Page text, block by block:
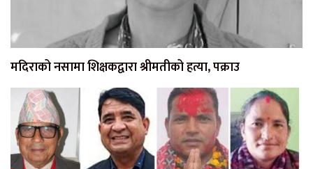
मदिराको नसामा शिक्षकद्वारा श्रीमतीको हत्या, पक्राउ